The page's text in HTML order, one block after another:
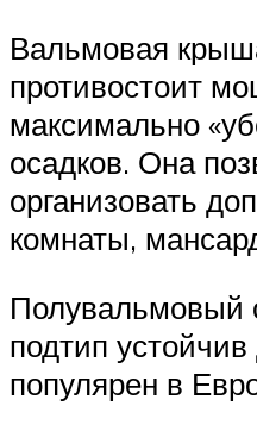
Вальмовая
противостоит
максимально
осадков. Она
организовать
комнаты,
Полувальмовый
подтип устойчив
популярен в